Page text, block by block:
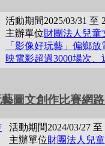
活動期間2025/03/31 至
主辦單位財團法人兒童
「影像好玩藝」偏鄉
映電影超過3000場次
圖文創作比賽網
活動期間2024/03/27
主辦單位財團法人兒